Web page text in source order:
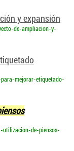
y expansión
de-ampliacion-y-
mejorar-etiquetado-
de-piensos-